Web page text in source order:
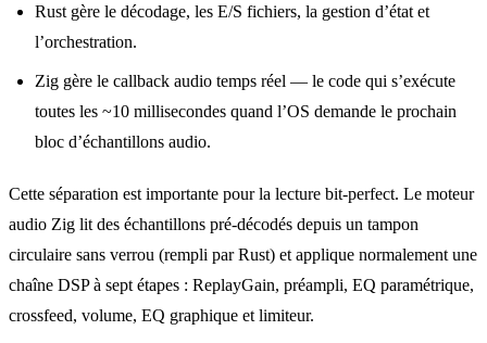
Rust gère le décodage, les E/S fichiers, la gestion d’état et
l’orchestration.
Zig gère le callback audio temps réel — le code qui s’exécute
toutes les ~10 millisecondes quand l’OS demande le prochain
bloc d’échantillons audio.
Cette séparation est importante pour la lecture bit-perfect. Le moteur
audio Zig lit des échantillons pré-décodés depuis un tampon
circulaire sans verrou (rempli par Rust) et applique normalement une
chaîne DSP à sept étapes : ReplayGain, préampli, EQ paramétrique,
crossfeed, volume, EQ graphique et limiteur.